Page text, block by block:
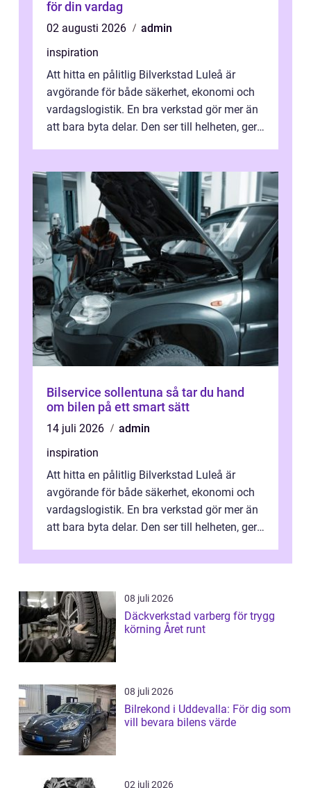
för din vardag
02 augusti 2026
admin
inspiration
Att hitta en pålitlig Bilverkstad Luleå är
avgörande för både säkerhet, ekonomi och
vardagslogistik. En bra verkstad gör mer än
att bara byta delar. Den ser till helheten, ger
Bilservice sollentuna så tar du hand
om bilen på ett smart sätt
14 juli 2026
admin
inspiration
Att hitta en pålitlig Bilverkstad Luleå är
avgörande för både säkerhet, ekonomi och
vardagslogistik. En bra verkstad gör mer än
att bara byta delar. Den ser till helheten, ger
08 juli 2026
Däckverkstad varberg för trygg
körning Året runt
08 juli 2026
Bilrekond i Uddevalla: För dig som
vill bevara bilens värde
02 juli 2026